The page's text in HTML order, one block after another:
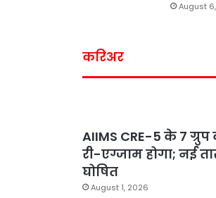
August
करिअर
AIIMS CRE-5 के 7 ग्रुप
री-एग्जाम होगा; नई
घोषित
August 1, 2026